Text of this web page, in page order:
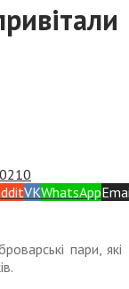
0
VKWhatsApp
пари, які